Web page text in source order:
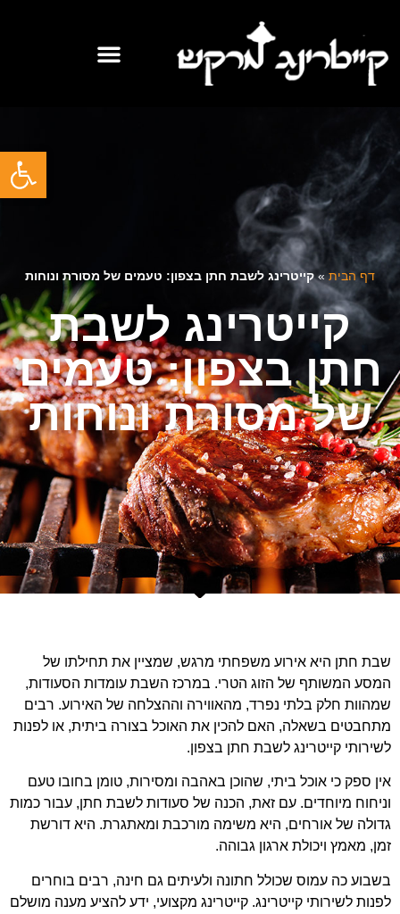
דף הבית»קייטרינג לשבת חתן בצפון: טעמים של מסורת ונוחות
קייטרינג לשבת
חתן בצפון: טעמים
של מסורת ונוחות
שבת חתן היא אירוע משפחתי מרגש, שמציין את תחילתו של
המסע המשותף של הזוג הטרי. במרכז השבת עומדות הסעודות,
שמהוות חלק בלתי נפרד, מהאווירה וההצלחה של האירוע. רבים
מתחבטים בשאלה, האם להכין את האוכל בצורה ביתית, או לפנות
לשירותי קייטרינג לשבת חתן בצפון.
אין ספק כי אוכל ביתי, שהוכן באהבה ומסירות, טומן בחובו טעם
וניחוח מיוחדים. עם זאת, הכנה של סעודות לשבת חתן, עבור כמות
גדולה של אורחים, היא משימה מורכבת ומאתגרת. היא דורשת
זמן, מאמץ ויכולת ארגון גבוהה.
בשבוע כה עמוס שכולל חתונה ולעיתים גם חינה, רבים בוחרים
לפנות לשירותי קייטרינג. קייטרינג מקצועי, ידע להציע מענה מושלם